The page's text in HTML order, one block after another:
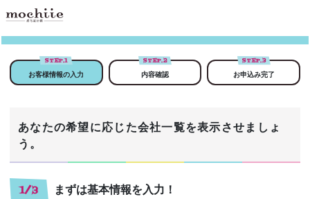
STEP.1
お客様情報の入力
STEP.2
内容確認
STEP.3
お申込み完了
あなたの希望に応じた会社一覧を表示させましょ
う。
1/3 まずは基本情報を入力！